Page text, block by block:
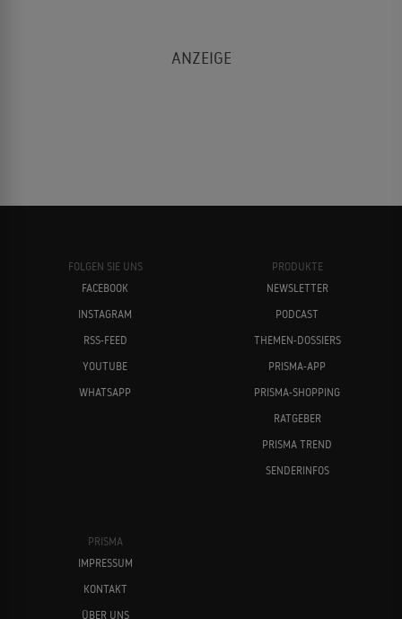
FOLGEN SIE UNS
FACEBOOK
INSTAGRAM
RSS-FEED
YOUTUBE
WHATSAPP
PRODUKTE
NEWSLETTER
PODCAST
THEMEN-DOSSIERS
PRISMA-APP
PRISMA-SHOPPING
RATGEBER
PRISMA TREND
SENDERINFOS
PRISMA
IMPRESSUM
KONTAKT
ÜBER UNS